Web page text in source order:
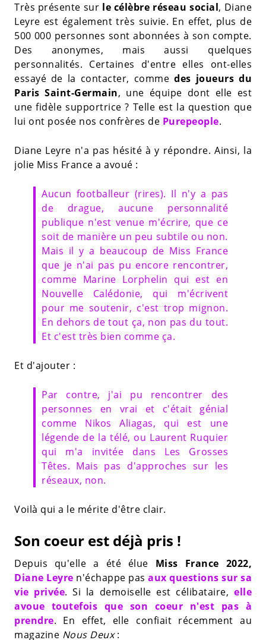
Très présente sur le célèbre réseau social, Diane
Leyre est également très suivie. En effet, plus de
500 000 personnes sont abonnées à son compte.
Des anonymes, mais aussi quelques
personnalités. Certaines d'entre elles ont-elles
essayé de la contacter, commedes joueurs du
Paris Saint-Germain, une équipe dont elle est
une fidèle supportrice ? Telle est la question que
lui ont posée nos confrères de Purepeople.
Diane Leyre n'a pas hésité à y répondre. Ainsi, la
jolie Miss France a avoué :
Aucun footballeur (rires). Il n'y a pas
de drague, aucune personnalité
publique n'est venue m'écrire, que ce
soit de manière un peu subtile ou non.
Mais il y a beaucoup de Miss France
que je n'ai pas pu encore rencontrer,
comme Marine Lorphelin qui est en
Nouvelle Calédonie, qui m'écrivent
pour me soutenir, c'est trop mignon.
En dehors de tout ça, non pas du tout.
Et c'est très bien comme ça.
Et d'ajouter :
Par contre, j'ai pu rencontrer des
personnes en vrai et c'était génial
comme Nikos Aliagas, qui est une
légende de la télé, ou Laurent Ruquier
qui m'a invitée dans Les Grosses
Têtes. Mais pas d'approches sur les
réseaux, non.
Voilà qui a le mérite d'être clair.
Son coeur est déjà pris !
Depuis qu'elle a été élue Miss France 2022,
Diane Leyre n'échappe pas aux questions sur sa
vie privée. Si la demoiselle est célibataire,elle
avoue toutefois que son coeur n'est pas à
prendre. En effet, elle confiait récemment au
magazine Nous Deux: